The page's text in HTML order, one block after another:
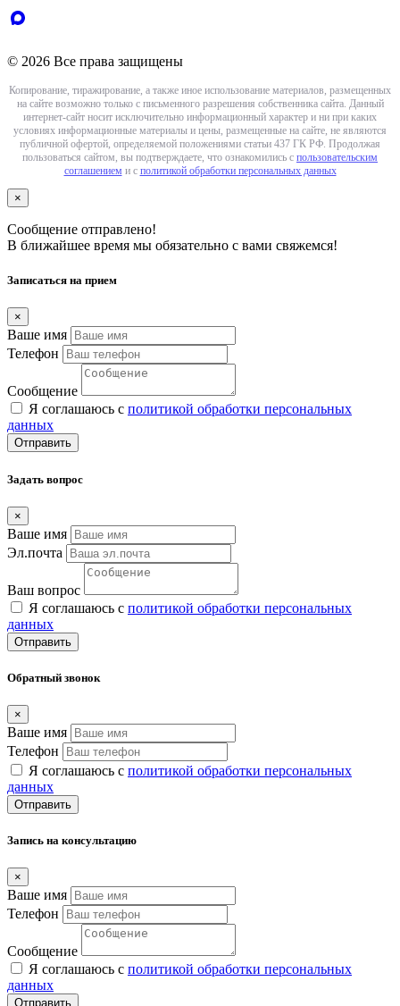
© 2026 Все права защищены
Копирование, тиражирование, а также иное использование материалов, размещенных
на сайте возможно только с письменного разрешения собственника сайта. Данный
интернет-сайт носит исключительно информационный характер и ни при каких
условиях информационные материалы и цены, размещенные на сайте, не являются
публичной офертой, определяемой положениями статьи 437 ГК РФ. Продолжая
пользоваться сайтом, вы подтверждаете, что ознакомились с пользовательским
соглашением и с политикой обработки персональных данных
×
Сообщение отправлено!
В ближайшее время мы обязательно с вами свяжемся!
Записаться на прием
×
Ваше имя
Телефон
Сообщение
Я соглашаюсь с политикой обработки персональных
данных
Отправить
Задать вопрос
×
Ваше имя
Эл.почта
Ваш вопрос
Я соглашаюсь с политикой обработки персональных
данных
Отправить
Обратный звонок
×
Ваше имя
Телефон
Я соглашаюсь с политикой обработки персональных
данных
Отправить
Запись на консультацию
×
Ваше имя
Телефон
Сообщение
Я соглашаюсь с политикой обработки персональных
данных
Отправить